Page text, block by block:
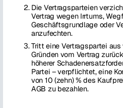
Die Vertragsparteien
Vertrag wegen Irrtums,
Geschäftsgrundlage oder
anzufechten.
Tritt eine Vertragspartei
Gründen vom Vertrag
höherer
Partei – verpflichtet, eine
von 10 (zehn) % des
AGB zu bezahlen.